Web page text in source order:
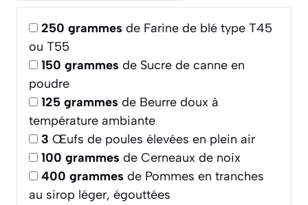
250 grammes de Farine de blé type T45
ou T55
150 grammes de Sucre de canne en
poudre
125 grammes de Beurre doux à
température ambiante
3 Œufs de poules élevées en plein air
100 grammes de Cerneaux de noix
400 grammes de Pommes en tranches
au sirop léger, égouttées